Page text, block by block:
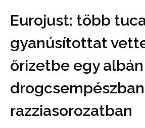
Eurojust: több
gyanúsítottat
őrizetbe egy albán
razziasorozatban